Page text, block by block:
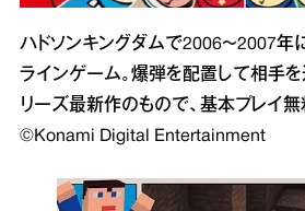
ハドソンキングダムで2006～2007年
ラインゲーム。爆弾を配置して相手
リーズ最新作のもので、基本プレイ無
©Konami Digital Entertainment